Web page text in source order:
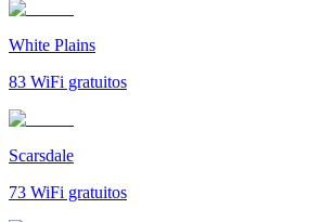
White Plains
83 WiFi gratuitos
Scarsdale
73 WiFi gratuitos